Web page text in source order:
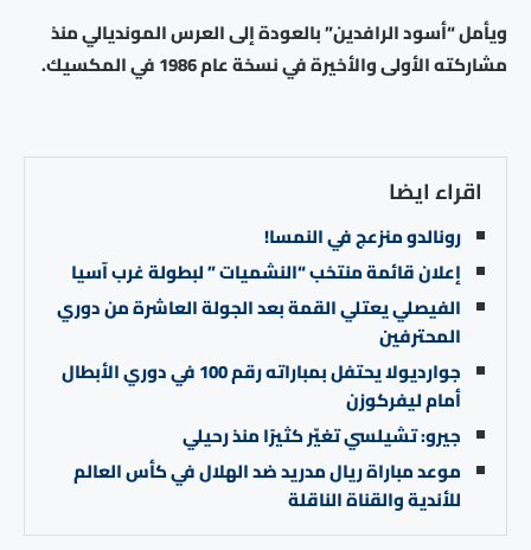
ويأمل “أسود الرافدين” بالعودة إلى العرس المونديالي منذ
مشاركته الأولى والأخيرة في نسخة عام 1986 في المكسيك.
اقراء ايضا
رونالدو منزعج في النمسا!
إعلان قائمة منتخب “النشميات ” لبطولة غرب آسيا
الفيصلي يعتلي القمة بعد الجولة العاشرة من دوري
المحترفين
جوارديولا يحتفل بمباراته رقم 100 في دوري الأبطال
أمام ليفركوزن
جيرو: تشيلسي تغيّر كثيرًا منذ رحيلي
موعد مباراة ريال مدريد ضد الهلال في كأس العالم
للأندية والقناة الناقلة